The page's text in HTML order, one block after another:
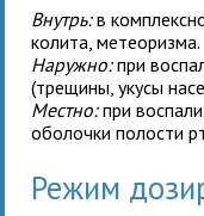
Внутрь:в
колита, метеоризма.
Наружно:при
(трещины, укусы
Местно:при
оболочки полости
Режим